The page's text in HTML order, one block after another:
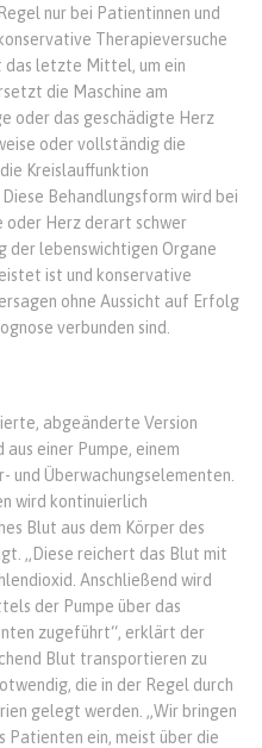
nur bei Patientinnen und
Therapieversuche
das letzte Mittel, um ein
die Maschine am
oder das geschädigte Herz
oder vollständig die
Kreislauffunktion
Behandlungsform wird bei
oder Herz derart schwer
der lebenswichtigen Organe
ist und konservative
ohne Aussicht auf Erfolg
verbunden sind.
abgeänderte Version
einer Pumpe, einem
und Überwachungselementen.
wird kontinuierlich
Blut aus dem Körper des
„Diese reichert das Blut mit
Anschließend wird
der Pumpe über das
zugeführt“, erklärt der
Blut transportieren zu
die in der Regel durch
gelegt werden. „Wir bringen
Patienten ein, meist über die